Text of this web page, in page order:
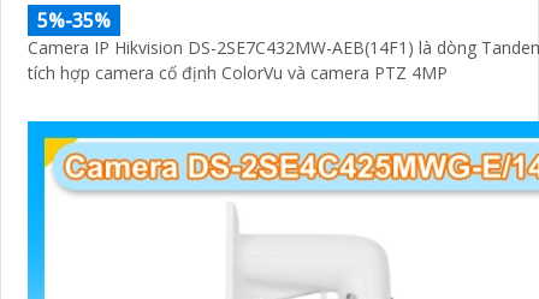
5%-35%
Camera IP Hikvision DS-2SE7C432MW-AEB(14F1) là dòng
tích hợp camera cố định ColorVu và camera PTZ 4MP